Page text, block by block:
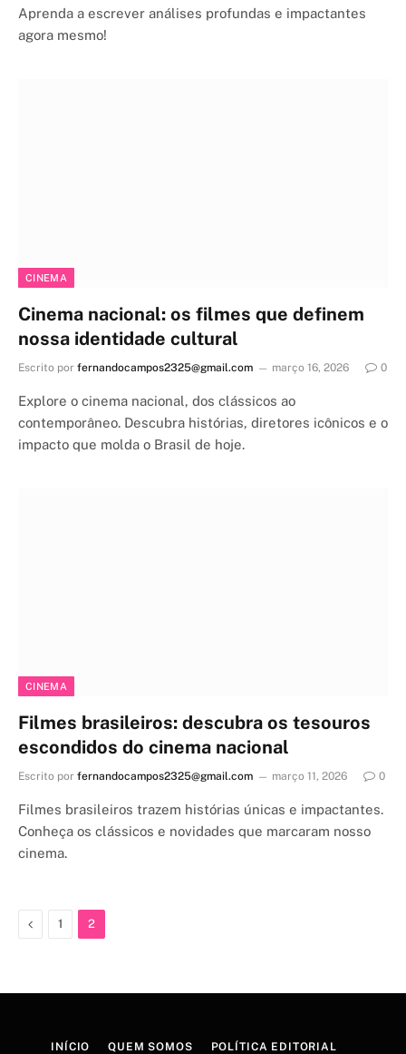
Aprenda a escrever análises profundas e impactantes
agora mesmo!
CINEMA
Cinema nacional: os filmes que definem
nossa identidade cultural
Escrito por fernandocampos2325@gmail.com março 16, 2026 0
Explore o cinema nacional, dos clássicos ao
contemporâneo. Descubra histórias, diretores icônicos e o
impacto que molda o Brasil de hoje.
CINEMA
Filmes brasileiros: descubra os tesouros
escondidos do cinema nacional
Escrito por fernandocampos2325@gmail.com março 11, 2026 0
Filmes brasileiros trazem histórias únicas e impactantes.
Conheça os clássicos e novidades que marcaram nosso
cinema.
Previous
1 2
INÍCIO QUEM SOMOS POLÍTICA EDITORIAL